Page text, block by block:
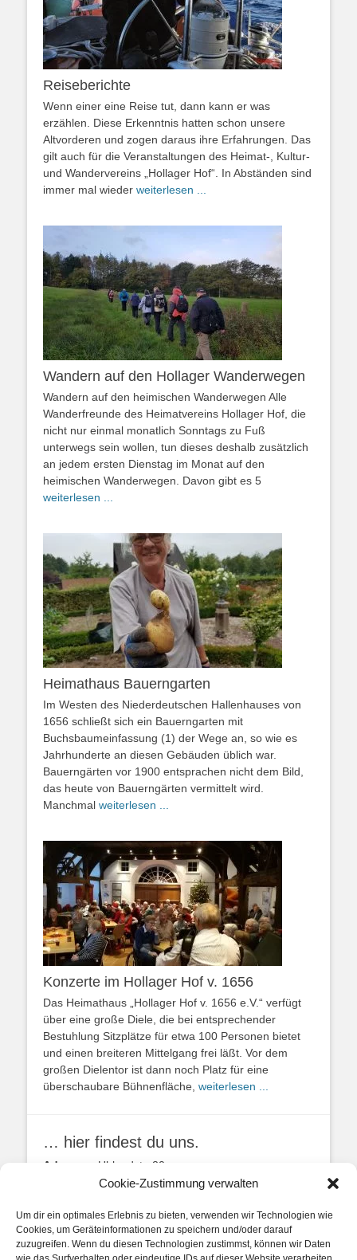
Cookie-Zustimmung verwalten
Um dir ein optimales Erlebnis zu bieten, verwenden wir Technologien wie
Cookies, um Geräteinformationen zu speichern und/oder darauf
zuzugreifen. Wenn du diesen Technologien zustimmst, können wir Daten
Reiseberichte
Wenn einer eine Reise tut, dann kann er was
erzählen. Diese Erkenntnis hatten schon unsere
Altvorderen und zogen daraus ihre Erfahrungen. Das
gilt auch für die Veranstaltungen des Heimat-, Kultur-
und Wandervereins „Hollager Hof“. In Abständen sind
immer mal wieder weiterlesen ...
Wandern auf den Hollager Wanderwegen
Wandern auf den heimischen Wanderwegen Alle
Wanderfreunde des Heimatvereins Hollager Hof, die
nicht nur einmal monatlich Sonntags zu Fuß
unterwegs sein wollen, tun dieses deshalb zusätzlich
an jedem ersten Dienstag im Monat auf den
heimischen Wanderwegen. Davon gibt es 5
weiterlesen ...
Heimathaus Bauerngarten
Im Westen des Niederdeutschen Hallenhauses von
1656 schließt sich ein Bauerngarten mit
Buchsbaumeinfassung (1) der Wege an, so wie es
Jahrhunderte an diesen Gebäuden üblich war.
Bauerngärten vor 1900 entsprachen nicht dem Bild,
das heute von Bauerngärten vermittelt wird.
Manchmal weiterlesen ...
Konzerte im Hollager Hof v. 1656
Das Heimathaus „Hollager Hof v. 1656 e.V.“ verfügt
über eine große Diele, die bei entsprechender
Bestuhlung Sitzplätze für etwa 100 Personen bietet
und einen breiteren Mittelgang frei läßt. Vor dem
großen Dielentor ist dann noch Platz für eine
überschaubare Bühnenfläche, weiterlesen ...
… hier findest du uns.
Adresse: Uhlandstr. 20
49134 Wallenhorst